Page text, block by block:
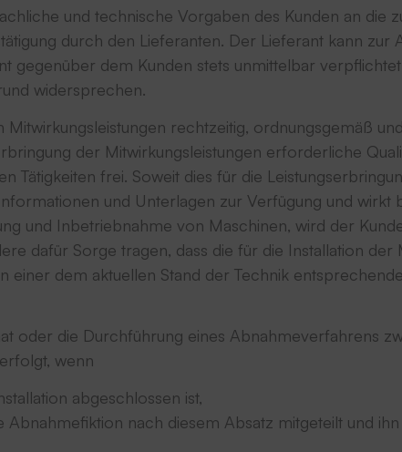
und technische Vorgaben des Kunden an die
durch den Lieferanten. Der Lieferant kann zur
gegenüber dem Kunden stets unmittelbar
widersprechen.
rechtzeitig, ordnungsgemäß und
der Mitwirkungsleistungen erforderliche
frei. Soweit dies für die
und Unterlagen zur Verfügung und wirkt
und Inbetriebnahme von Maschinen, wird der
dafür Sorge tragen, dass die für die Installation der
einer dem aktuellen Stand der Technik
oder die Durchführung eines Abnahmeverfahrens
wenn
abgeschlossen ist,
nach diesem Absatz mitgeteilt und